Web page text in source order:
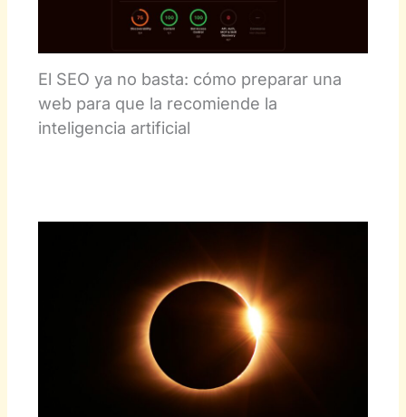
El SEO ya no basta: cómo preparar una
web para que la recomiende la
inteligencia artificial